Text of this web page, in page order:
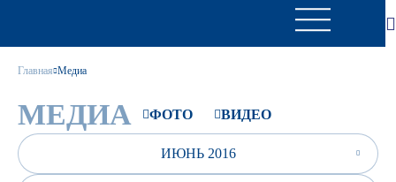
Главная Медиа
МЕДИА ФОТО ВИДЕО
ИЮНЬ 2016